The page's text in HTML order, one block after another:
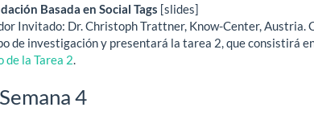
Basada en Social Tags [slides]
Invitado: Dr. Christoph Trattner, Know-Center, Austria.
de investigación y presentará la tarea 2, que consistirá
de la Tarea 2
4